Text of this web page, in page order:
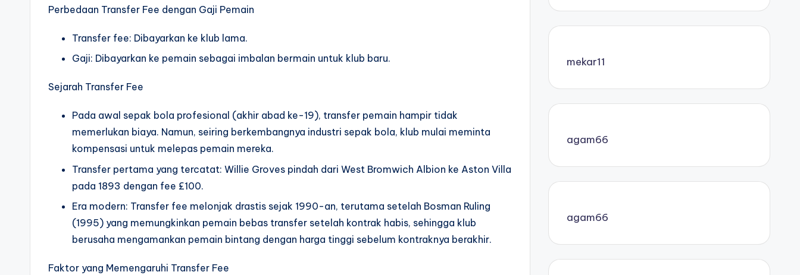
Perbedaan Transfer Fee dengan Gaji Pemain
Transfer fee: Dibayarkan ke klub lama.
Gaji: Dibayarkan ke pemain sebagai imbalan bermain untuk klub baru.
Sejarah Transfer Fee
Pada awal sepak bola profesional (akhir abad ke-19), transfer pemain hampir tidak
memerlukan biaya. Namun, seiring berkembangnya industri sepak bola, klub mulai meminta
kompensasi untuk melepas pemain mereka.
Transfer pertama yang tercatat: Willie Groves pindah dari West Bromwich Albion ke Aston Villa
pada 1893 dengan fee £100.
Era modern: Transfer fee melonjak drastis sejak 1990-an, terutama setelah Bosman Ruling
(1995) yang memungkinkan pemain bebas transfer setelah kontrak habis, sehingga klub
berusaha mengamankan pemain bintang dengan harga tinggi sebelum kontraknya berakhir.
Faktor yang Memengaruhi Transfer Fee
mekar11
agam66
agam66